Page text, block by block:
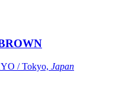
/ Tokyo, Japan